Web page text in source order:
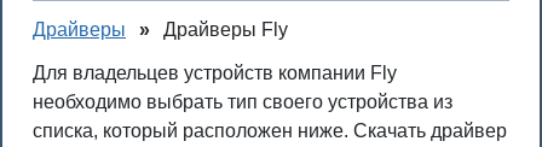
Драйверы » Драйверы Fly
Для владельцев устройств компании Fly
необходимо выбрать тип своего устройства из
списка, который расположен ниже. Скачать драйвер